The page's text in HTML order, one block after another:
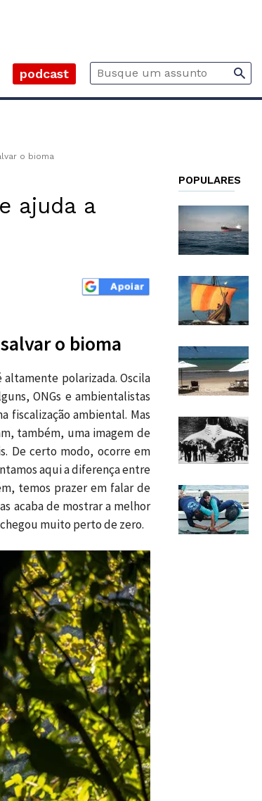
podcast
o bioma
ajuda a
o bioma
polarizada. Oscila
ONGs e ambientalistas
fiscalização ambiental. Mas
também, uma imagem de
De certo modo, ocorre em
aqui a diferença entre
temos prazer em falar de
acaba de mostrar a melhor
muito perto de zero.
POPULARES